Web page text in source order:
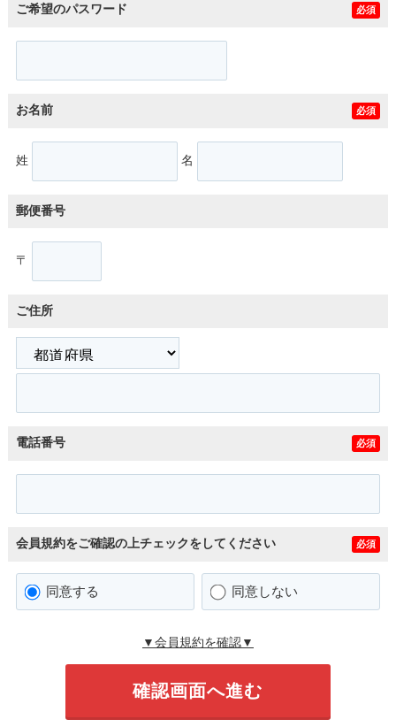
ご希望のパスワード 必須
お名前 必須
姓 名
郵便番号
〒
ご住所
電話番号 必須
会員規約をご確認の上チェックをしてください 必須
同意する 同意しない
▼会員規約を確認▼